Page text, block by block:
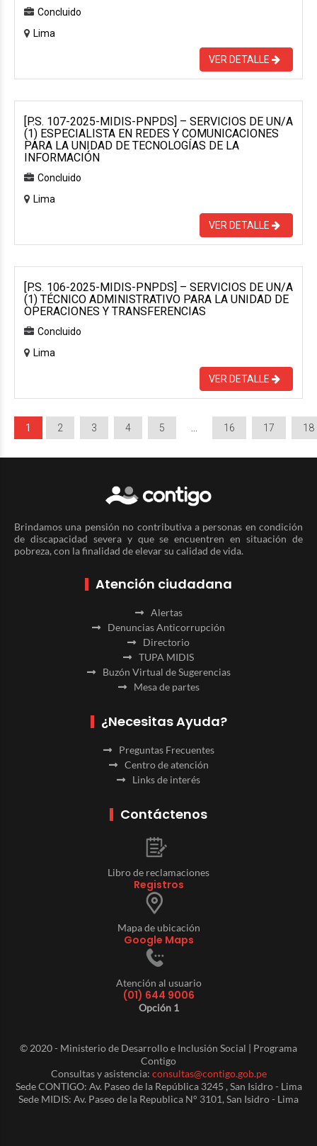
Concluido
Lima
VER DETALLE
[P.S. 107-2025-MIDIS-PNPDS] – SERVICIOS DE UN/A
(1) ESPECIALISTA EN REDES Y COMUNICACIONES
PARA LA UNIDAD DE TECNOLOGÍAS DE LA
INFORMACIÓN
Concluido
Lima
VER DETALLE
[P.S. 106-2025-MIDIS-PNPDS] – SERVICIOS DE UN/A
(1) TÉCNICO ADMINISTRATIVO PARA LA UNIDAD DE
OPERACIONES Y TRANSFERENCIAS
Concluido
Lima
VER DETALLE
1 2 3 4 5 16 17 18
Brindamos una pensión no contributiva a personas en condición
de discapacidad severa y que se encuentren en situación de
pobreza, con la finalidad de elevar su calidad de vida.
Atención ciudadana
Alertas
Denuncias Anticorrupción
Directorio
TUPA MIDIS
Buzón Virtual de Sugerencias
Mesa de partes
¿Necesitas Ayuda?
Preguntas Frecuentes
Centro de atención
Links de interés
Contáctenos
Libro de reclamaciones
Registros
Mapa de ubicación
Google Maps
Atención al usuario
(01) 644 9006
Opción 1
© 2020 - Ministerio de Desarrollo e Inclusión Social | Programa
Contigo
Consultas y asistencia: consultas@contigo.gob.pe
Sede CONTIGO: Av. Paseo de la República 3245 , San Isidro - Lima
Sede MIDIS: Av. Paseo de la Republica N° 3101, San Isidro - Lima